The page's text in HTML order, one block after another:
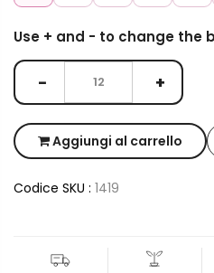
Use + and - to change the
− +
Aggiungi al carrello
Codice SKU : 1419